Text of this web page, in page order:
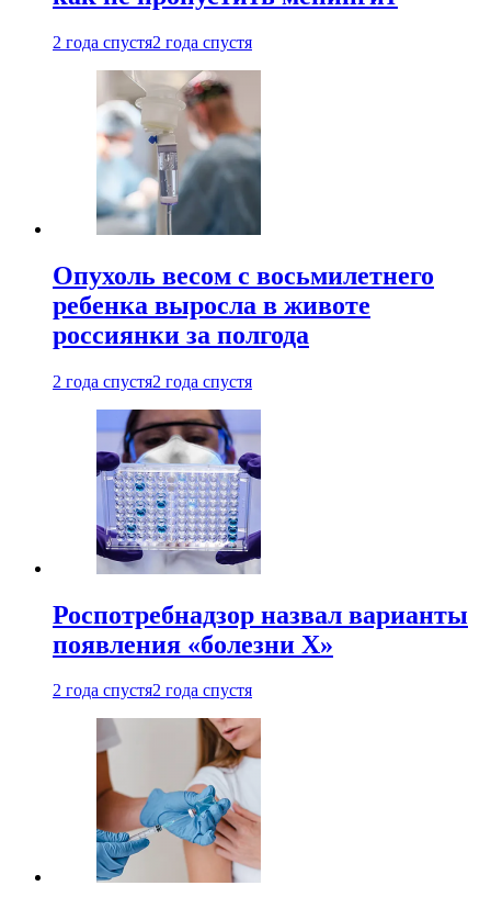
2 года спустя2 года спустя
Опухоль весом с восьмилетнего
ребенка выросла в животе
россиянки за полгода
2 года спустя2 года спустя
Роспотребнадзор назвал варианты
появления «болезни Х»
2 года спустя2 года спустя